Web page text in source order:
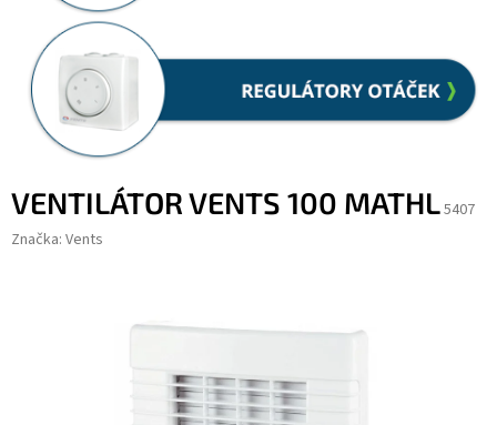
VENTILÁTOR VENTS 100 MATHL5407
Značka: Vents